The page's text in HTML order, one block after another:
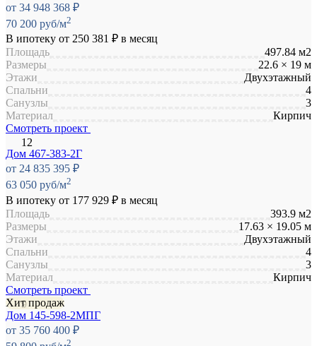
от 34 948 368 ₽
70 200 руб/м2
В ипотеку от 250 381 ₽ в месяц
Площадь
497.84 м2
Размеры
22.6 × 19 м
Этажи
Двухэтажный
Спальни
4
Санузлы
3
Материал
Кирпич
Смотреть проект
Дом 467-383-2Г
от 24 835 395 ₽
63 050 руб/м2
В ипотеку от 177 929 ₽ в месяц
Площадь
393.9 м2
Размеры
17.63 × 19.05 м
Этажи
Двухэтажный
Спальни
4
Санузлы
3
Материал
Кирпич
Смотреть проект
Хит продаж
Дом 145-598-2МПГ
от 35 760 400 ₽
2